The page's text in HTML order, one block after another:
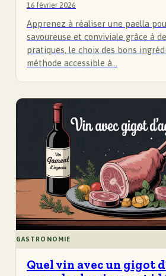
16 février 2026
Apprenez à réaliser une paella
savoureuse et conviviale grâce à
pratiques, le choix des bons
méthode accessible à…
GASTRONOMIE
Quel vin avec un gigot